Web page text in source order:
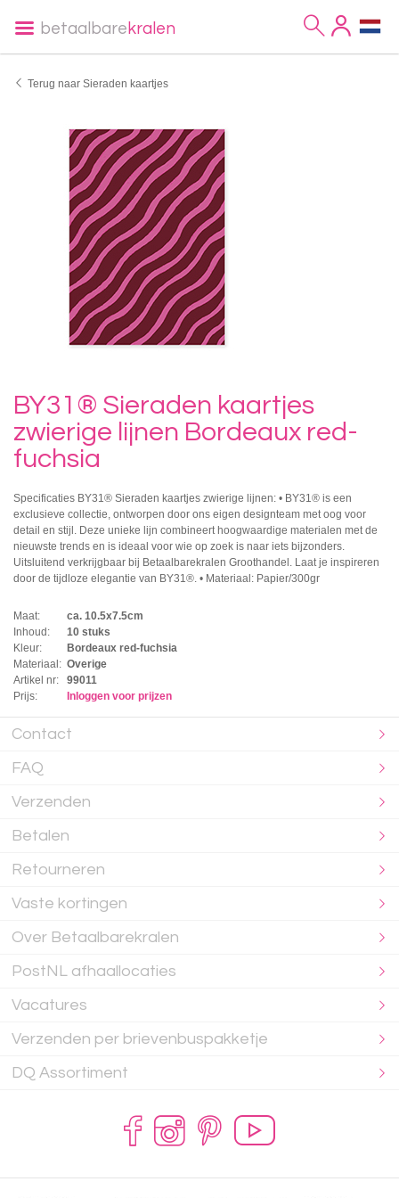
betaalbare kralen
Terug naar Sieraden kaartjes
BY31® Sieraden kaartjes
zwierige lijnen Bordeaux red-
fuchsia
Specificaties BY31® Sieraden kaartjes zwierige lijnen: • BY31® is een
exclusieve collectie, ontworpen door ons eigen designteam met oog voor
detail en stijl. Deze unieke lijn combineert hoogwaardige materialen met de
nieuwste trends en is ideaal voor wie op zoek is naar iets bijzonders.
Uitsluitend verkrijgbaar bij Betaalbarekralen Groothandel. Laat je inspireren
door de tijdloze elegantie van BY31®. • Materiaal: Papier/300gr
Maat:
ca. 10.5x7.5cm
Inhoud:
10 stuks
Kleur:
Bordeaux red-fuchsia
Materiaal: Overige
Artikel nr:
99011
Prijs:
Inloggen voor prijzen
Contact
FAQ
Verzenden
Betalen
Retourneren
Vaste kortingen
Over Betaalbarekralen
PostNL afhaallocaties
Vacatures
Verzenden per brievenbuspakketje
DQ Assortiment